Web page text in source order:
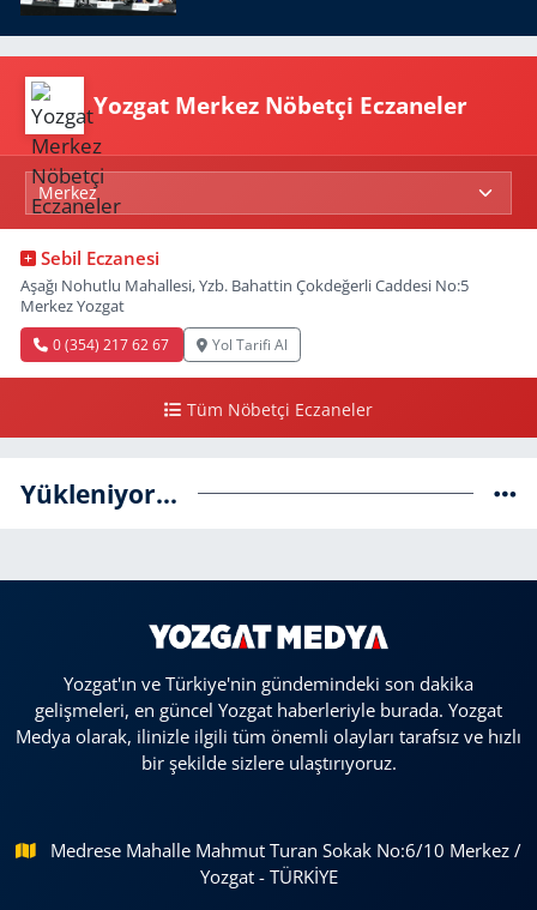
Yozgat Merkez Nöbetçi Eczaneler
Sebil Eczanesi
Aşağı Nohutlu Mahallesi, Yzb. Bahattin Çokdeğerli Caddesi No:5
Merkez Yozgat
0 (354) 217 62 67 Yol Tarifi Al
Tüm Nöbetçi Eczaneler
Yükleniyor...
Yozgat'ın ve Türkiye'nin gündemindeki son dakika
gelişmeleri, en güncel Yozgat haberleriyle burada. Yozgat
Medya olarak, ilinizle ilgili tüm önemli olayları tarafsız ve hızlı
bir şekilde sizlere ulaştırıyoruz.
Medrese Mahalle Mahmut Turan Sokak No:6/10 Merkez /
Yozgat - TÜRKİYE